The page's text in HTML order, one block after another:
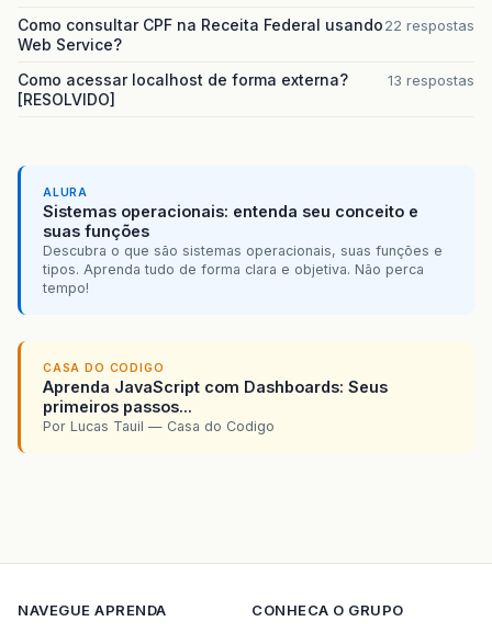
Como consultar CPF na Receita Federal usando
Web Service?
22 respostas
Como acessar localhost de forma externa?
[RESOLVIDO]
13 respostas
ALURA
Sistemas operacionais: entenda seu conceito e
suas funções
Descubra o que são sistemas operacionais, suas funções e
tipos. Aprenda tudo de forma clara e objetiva. Não perca
tempo!
CASA DO CODIGO
Aprenda JavaScript com Dashboards: Seus
primeiros passos...
Por Lucas Tauil — Casa do Codigo
NAVEGUE APRENDA
CONHECA O GRUPO